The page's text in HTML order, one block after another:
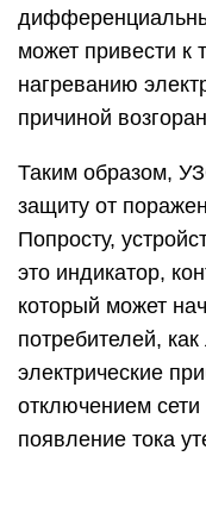
может привести к
нагреванию
причиной
Таким образом,
защиту от
Попросту,
это индикатор,
который может
потребителей,
электрические
отключением
появление тока